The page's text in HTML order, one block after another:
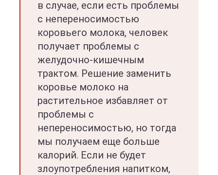
в случае, если есть проблемы
с непереносимостью
коровьего молока, человек
получает проблемы с
желудочно-кишечным
трактом. Решение заменить
коровье молоко на
растительное избавляет от
проблемы с
непереносимостью, но тогда
мы получаем еще больше
калорий. Если не будет
злоупотребления напитком,